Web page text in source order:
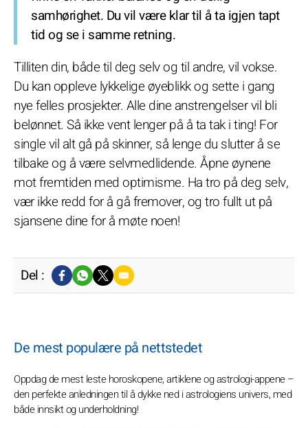
samhørighet. Du vil være klar til å ta igjen tapt
tid og se i samme retning.
Tilliten din, både til deg selv og til andre, vil vokse.
Du kan oppleve lykkelige øyeblikk og sette i gang
nye felles prosjekter. Alle dine anstrengelser vil bli
belønnet. Så ikke vent lenger på å ta tak i ting! For
single vil alt gå på skinner, så lenge du slutter å se
tilbake og å være selvmedlidende. Åpne øynene
mot fremtiden med optimisme. Ha tro på deg selv,
vær ikke redd for å gå fremover, og tro fullt ut på
sjansene dine for å møte noen!
Del :
De mest populære på nettstedet
Oppdag de mest leste horoskopene, artiklene og astrologi-appene –
den perfekte anledningen til å dykke ned i astrologiens univers, med
både innsikt og underholdning!